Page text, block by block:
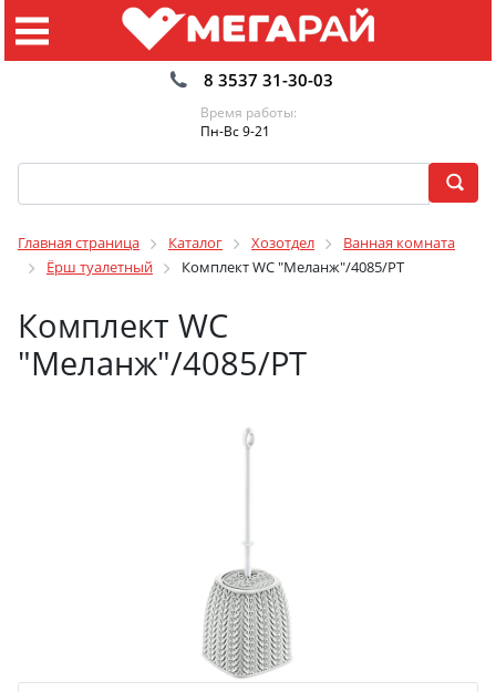
8 3537 31-30-03
Время работы:
Пн-Вс 9-21
Главная страница Каталог Хозотдел
Ванная комната
Ёрш туалетный
Комплект WC "Меланж"/4085/РТ
Комплект WC
"Меланж"/4085/РТ